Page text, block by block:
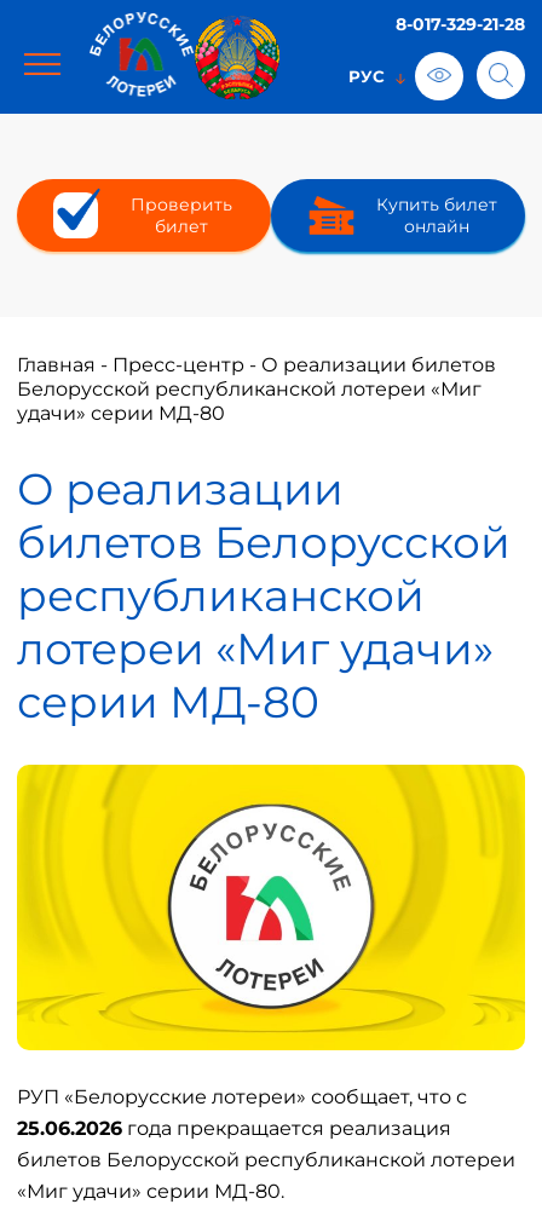
8-017-329-21-28
Проверить
билет
Купить билет
онлайн
Главная - Пресс-центр - О реализации билетов
Белорусской республиканской лотереи «Миг
удачи» серии МД-80
О реализации
билетов Белорусской
республиканской
лотереи «Миг удачи»
серии МД-80
РУП «Белорусские лотереи» сообщает, что с
25.06.2026 года прекращается реализация
билетов Белорусской республиканской лотереи
«Миг удачи» серии МД-80.